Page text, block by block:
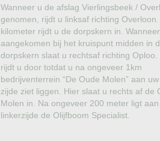
JAPANSE WOLMISPEL
TOSCAANSE JASMIJN
VORMSNOEI
BAMBOE
JUDASBOOM
Wanneer u de afslag Vierlingsbeek /
genomen, rijdt u linksaf richting
kilometer rijdt u de dorpskern in.
aangekomen bij het kruispunt midden in
dorpskern slaat u rechtsaf richting Oploo.
rijdt u door totdat u na ongeveer 1km
bedrijventerrein “De Oude Molen” aan
zijde ziet liggen. Hier slaat u rechts af de
Molen in. Na ongeveer 200 meter ligt aan
linkerzijde de Olijfboom Specialist.